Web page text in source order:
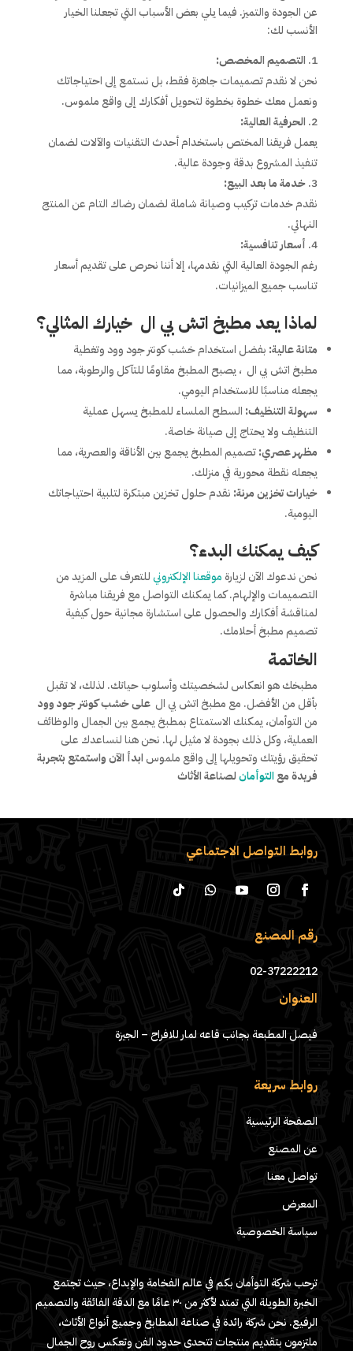
عن الجودة والتميز. فيما يلي بعض الأسباب التي تجعلنا الخيار
الأنسب لك:
التصميم المخصص:
نحن لا نقدم تصميمات جاهزة فقط، بل نستمع إلى احتياجاتك
ونعمل معك خطوة بخطوة لتحويل أفكارك إلى واقع ملموس.
الحرفية العالية:
يعمل فريقنا المختص باستخدام أحدث التقنيات والآلات لضمان
تنفيذ المشروع بدقة وجودة عالية.
خدمة ما بعد البيع:
نقدم خدمات تركيب وصيانة شاملة لضمان رضاك التام عن المنتج
النهائي.
أسعار تنافسية:
رغم الجودة العالية التي نقدمها، إلا أننا نحرص على تقديم أسعار
تناسب جميع الميزانيات.
لماذا يعد مطبخ اتش بي ال خيارك المثالي؟
متانة عالية: بفضل استخدام خشب كونتر جود وود وتغطية
مطبخ اتش بي ال ، يصبح المطبخ مقاومًا للتآكل والرطوبة، مما
يجعله مناسبًا للاستخدام اليومي.
سهولة التنظيف: السطح الملساء للمطبخ يسهل عملية
التنظيف ولا يحتاج إلى صيانة خاصة.
مظهر عصري:تصميم المطبخ يجمع بين الأناقة والعصرية، مما
يجعله نقطة محورية في منزلك.
خيارات تخزين مرنة: نقدم حلول تخزين مبتكرة لتلبية احتياجاتك
اليومية.
كيف يمكنك البدء؟
نحن ندعوك الآن لزيارة موقعنا الإلكترونيللتعرف على المزيد من
التصميمات والإلهام. كما يمكنك التواصل مع فريقنا مباشرة
لمناقشة أفكارك والحصول على استشارة مجانية حول كيفية
تصميم مطبخ أحلامك.
الخاتمة
مطبخك هو انعكاس لشخصيتك وأسلوب حياتك. لذلك، لا تقبل
بأقل من الأفضل. مع مطبخ اتش بي ال على خشب كونتر جود وود
من التوأمان، يمكنك الاستمتاع بمطبخ يجمع بين الجمال والوظائف
العملية، وكل ذلك بجودة لا مثيل لها. نحن هنا لنساعدك على
تحقيق رؤيتك وتحويلها إلى واقع ملموس ابدأ الآن واستمتع بتجربة
فريدة معالتوأمانلصناعة الأثاث
روابط التواصل الاجتماعي
رقم المصنع
02-37222212
العنوان
فيصل المطبعة بجانب قاعه لمار للافراح – الجيزة
روابط سريعة
الصفحة الرئيسية
عن المصنع
تواصل معنا
المعرض
سياسة الخصوصية
ترحب شركة التوأمان بكم في عالم الفخامة والإبداع، حيث تجتمع
الخبرة الطويلة التي تمتد لأكثر من ٣٠ عامًا مع الدقة الفائقة والتصميم
الرفيع. نحن شركة رائدة في صناعة المطابخ وجميع أنواع الأثاث،
ملتزمون بتقديم منتجات تتحدى حدود الفن وتعكس روح الجمال